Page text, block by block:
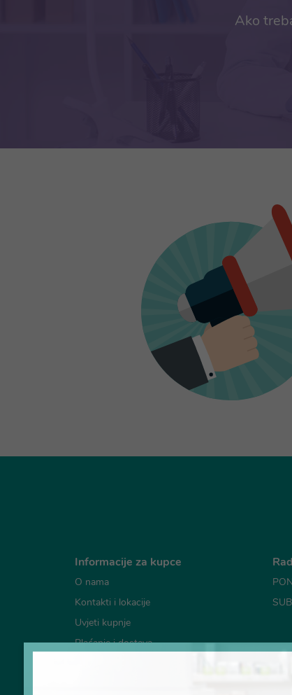
Ako
Informacije za kupce
O nama
Kontakti i lokacije
Uvjeti kupnje
Plaćanje i dostava